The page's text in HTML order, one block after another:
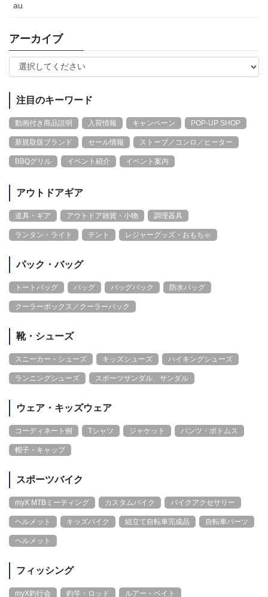
au
アーカイブ
注目のキーワード
動画付き商品説明 入荷情報 キャンペーン POP-UP SHOP
新規取扱ブランド セール情報 ストーブ／コンロ／ヒーター
BBQグリル イベント紹介 イベント案内
アウトドアギア
道具・ギア アウトドア雑貨・小物 調理器具
ランタン・ライト テント レジャーグッズ・おもちゃ
パック・バッグ
トートバッグ バッグ バッグパック 防水バッグ
クーラーボックス／クーラーバック
靴・シューズ
スニーカー・シューズ キッズシューズ ハイキングシューズ
ランニングシューズ スポーツサンダル、サンダル
ウェア・キッズウェア
コーディネート例 Tシャツ ジャケット パンツ・ボトムス
帽子・キャップ
スポーツバイク
myX MTBミーティング カスタムバイク バイクアクセサリー
ヘルメット キッズバイク 組立て自転車完成品 自転車パーツ
ヘルメット
フィッシング
myX釣行会 釣竿・ロッド ルアー・ベイト